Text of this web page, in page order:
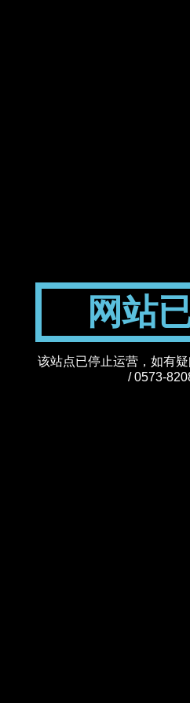
网站
该站点已停止运营，如有
/ 0573-